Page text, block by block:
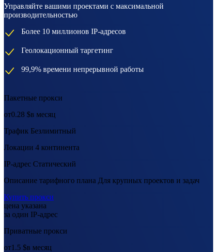
Управляйте вашими проектами с максимальной
производительностью
Более 10 миллионов IP-адресов
Геолокационный таргетинг
99,9% времени непрерывной работы
Пакетные прокси
от0.28 $в месяц
Трафик Безлимитный
Локации 4 континента
IP-адрес Статический
Описание тарифного плана Для крупных проектов и задач
Купить прокси
цена указана
за один IP-адрес
Приватные прокси
от1.5 $в месяц